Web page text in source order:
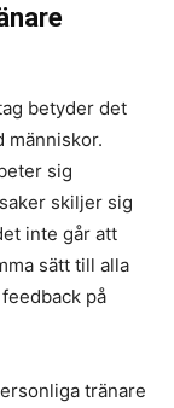
betyder det
människor.
sig
skiljer sig
inte går att
sätt till alla
på
tränare